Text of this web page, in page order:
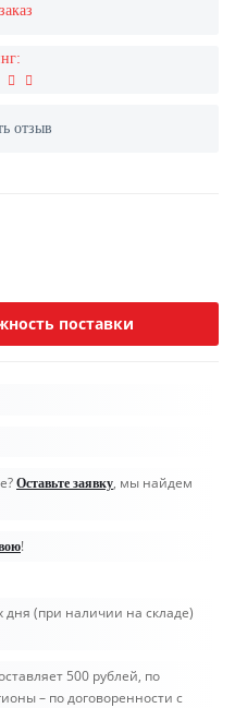
отзыв
поставки
Оставьте заявку, мы найдем
!
дня (при наличии на складе)
500 рублей, по
– по договоренности с